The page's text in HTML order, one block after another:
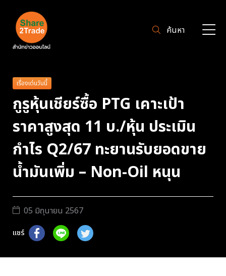
ค้นหา
เรื่องเด่นวันนี้
กูรูหุ้นเชียร์ซื้อ PTG เคาะเป้า
ราคาสูงสุด 11 บ./หุ้น ประเมิน
กำไร Q2/67 ทะยานรับยอดขาย
น้ำมันเพิ่ม – Non-Oil หนุน
05 มิถุนายน 2567
แชร์